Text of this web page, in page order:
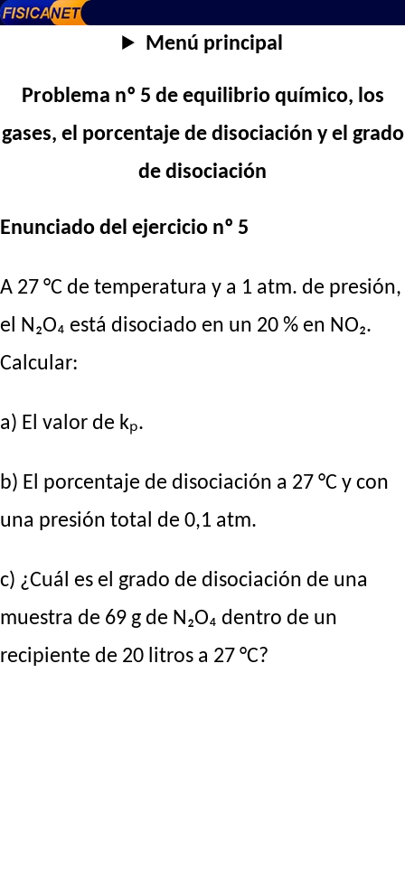
Menú principal
Problema nº 5 de equilibrio químico, los
gases, el porcentaje de disociación y el grado
de disociación
Enunciado del ejercicio nº 5
A 27 °C de temperatura y a 1 atm. de presión,
el N₂O₄ está disociado en un 20 % en NO₂.
Calcular:
a) El valor de kₚ.
b) El porcentaje de disociación a 27 °C y con
una presión total de 0,1 atm.
c) ¿Cuál es el grado de disociación de una
muestra de 69 g de N₂O₄ dentro de un
recipiente de 20 litros a 27 °C?